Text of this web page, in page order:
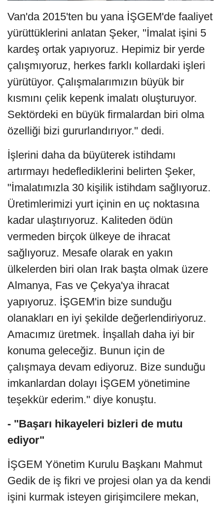
Van'da 2015'ten bu yana İŞGEM'de faaliyet
yürüttüklerini anlatan Şeker, "İmalat işini 5
kardeş ortak yapıyoruz. Hepimiz bir yerde
çalışmıyoruz, herkes farklı kollardaki işleri
yürütüyor. Çalışmalarımızın büyük bir
kısmını çelik kepenk imalatı oluşturuyor.
Sektördeki en büyük firmalardan biri olma
özelliği bizi gururlandırıyor." dedi.
İşlerini daha da büyüterek istihdamı
artırmayı hedeflediklerini belirten Şeker,
"İmalatımızla 30 kişilik istihdam sağlıyoruz.
Üretimlerimizi yurt içinin en uç noktasına
kadar ulaştırıyoruz. Kaliteden ödün
vermeden birçok ülkeye de ihracat
sağlıyoruz. Mesafe olarak en yakın
ülkelerden biri olan Irak başta olmak üzere
Almanya, Fas ve Çekya'ya ihracat
yapıyoruz. İŞGEM'in bize sunduğu
olanakları en iyi şekilde değerlendiriyoruz.
Amacımız üretmek. İnşallah daha iyi bir
konuma geleceğiz. Bunun için de
çalışmaya devam ediyoruz. Bize sunduğu
imkanlardan dolayı İŞGEM yönetimine
teşekkür ederim." diye konuştu.
- "Başarı hikayeleri bizleri de mutu
ediyor"
İŞGEM Yönetim Kurulu Başkanı Mahmut
Gedik de iş fikri ve projesi olan ya da kendi
işini kurmak isteyen girişimcilere mekan,